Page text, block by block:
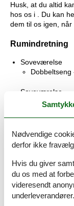
Husk, at du altid
hos os i . Du kan
dem til os igen,
Rumindretning
Soveværelse
Soveværelse
Enkelt seng
Enkelt seng
Soveværelse
Dobbeltseng
Soveværelse
Enkelt seng
Enkelt seng
Nødvendige
derfor ikke
Hvis du giver
du os med at
videresendt
underleverandører.